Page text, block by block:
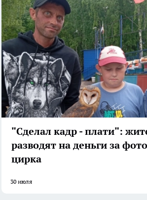
"Сделал кадр - плати":
разводят на деньги за
цирка
30 июля